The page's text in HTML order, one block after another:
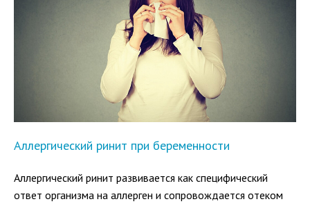
Аллергический ринит при беременности
Аллергический ринит развивается как специфический
ответ организма на аллерген и сопровождается отеком